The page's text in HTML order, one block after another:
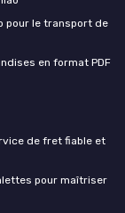
pour le transport de
en format PDF
de fret fiable et
pour maîtriser